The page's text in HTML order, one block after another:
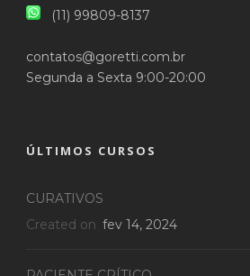
(11) 99809-8137
contatos@goretti.com.br
Segunda a Sexta 9:00-20:00
ÚLTIMOS CURSOS
CURATIVOS
Created on fev 14, 2024